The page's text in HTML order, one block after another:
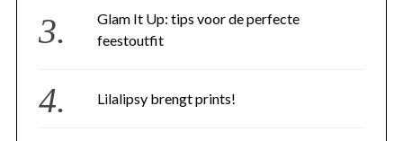
Glam It Up: tips voor de perfecte
feestoutfit
Lilalipsy brengt prints!